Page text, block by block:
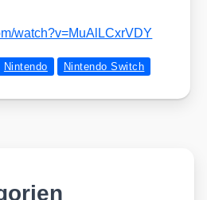
​w​a​t​c​h​?​v​=​M​u​A​l​L​C​x​r​VDY
Nintendo
Nintendo Switch